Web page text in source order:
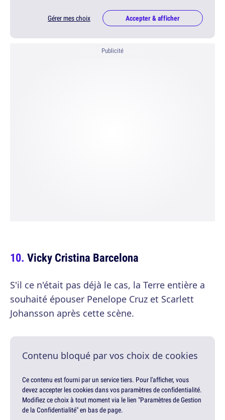
Gérer mes choix Accepter & afficher
Publicité
Vicky Cristina Barcelona
S'il ce n'était pas déjà le cas, la Terre entière a
souhaité épouser Penelope Cruz et Scarlett
Johansson après cette scène.
Contenu bloqué par vos choix de cookies
Ce contenu est fourni par un service tiers. Pour l'afficher, vous
devez accepter les cookies dans vos paramètres de confidentialité.
Modifiez ce choix à tout moment via le lien "Paramètres de Gestion
de la Confidentialité" en bas de page.